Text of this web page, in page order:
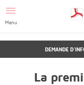
page accessibilité
Menu
DEMANDE
La